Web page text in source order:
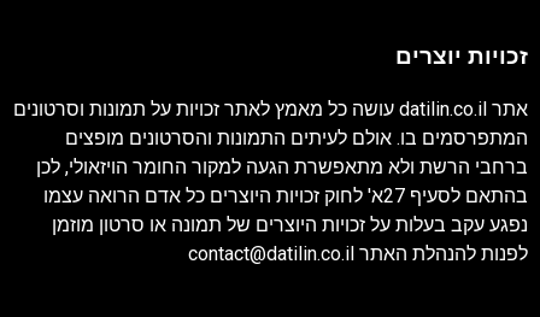
זכויות יוצרים
אתר datilin.co.il עושה כל מאמץ לאתר זכויות על תמונות וסרטונים
המתפרסמים בו. אולם לעיתים התמונות והסרטונים מופצים
ברחבי הרשת ולא מתאפשרת הגעה למקור החומר הויזאולי, לכן
בהתאם לסעיף 27א' לחוק זכויות היוצרים כל אדם הרואה עצמו
נפגע עקב בעלות על זכויות היוצרים של תמונה או סרטון מוזמן
לפנות להנהלת האתר contact@datilin.co.il